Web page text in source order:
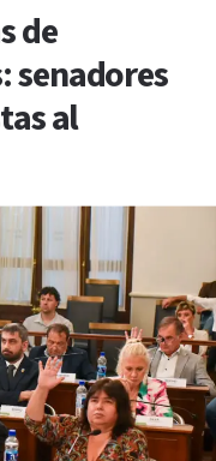
de
senadores
al